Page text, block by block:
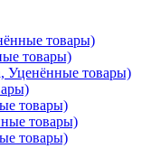
товары)
товары)
Уценённые товары)
товары)
товары)
товары)